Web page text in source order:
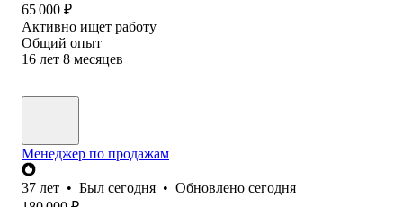
65 000 ₽
Активно ищет работу
Общий опыт
16 лет 8 месяцев
Менеджер по продажам
37 лет • Был сегодня • Обновлено сегодня